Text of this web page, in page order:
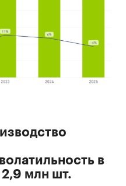
в
млн шт.